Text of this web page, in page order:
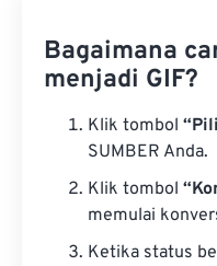
Bagaimana
menjadi GIF?
Klik tombol
SUMBER Anda.
Klik tombol
memulai
Ketika status